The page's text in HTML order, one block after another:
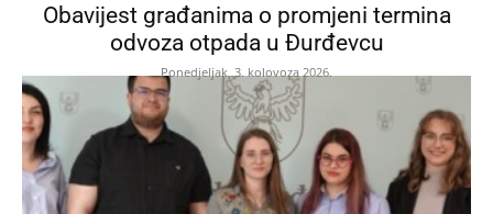
Obavijest građanima o promjeni termina
odvoza otpada u Đurđevcu
Ponedjeljak, 3. kolovoza 2026.